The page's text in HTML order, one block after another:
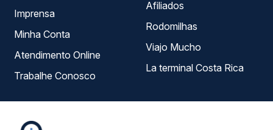
Imprensa
Minha Conta
Atendimento Online
Trabalhe Conosco
Afiliados
Rodomilhas
Viajo Mucho
La terminal Costa Rica